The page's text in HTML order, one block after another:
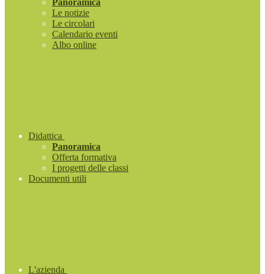
Panoramica
Le notizie
Le circolari
Calendario eventi
Albo online
Didattica
Panoramica
Offerta formativa
I progetti delle classi
Documenti utili
L'azienda